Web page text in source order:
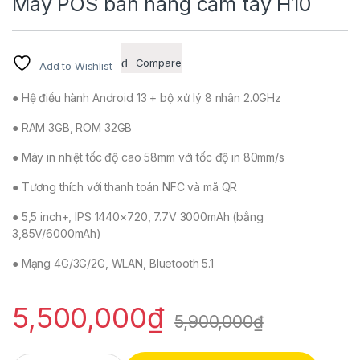
Add to Wishlist Compare
● Hệ điều hành Android 13 + bộ xử lý 8 nhân 2.0GHz
● RAM 3GB, ROM 32GB
● Máy in nhiệt tốc độ cao 58mm với tốc độ in 80mm/s
● Tương thích với thanh toán NFC và mã QR
● 5,5 inch+, IPS 1440×720, 7.7V 3000mAh (bằng
3,85V/6000mAh)
● Mạng 4G/3G/2G, WLAN, Bluetooth 5.1
5,500,000₫ 5,900,000₫